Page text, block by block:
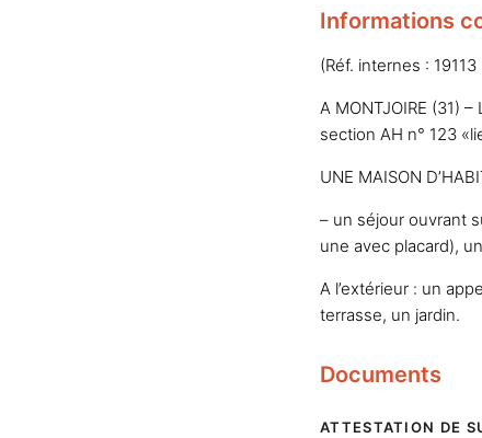
Informations
(Réf. internes : 19113
A MONTJOIRE (31)
section AH n° 123
UNE MAISON
– un séjour ouvrant
une avec placard),
A l’extérieur : un
terrasse, un jardin.
Documents
ATTESTATION DE